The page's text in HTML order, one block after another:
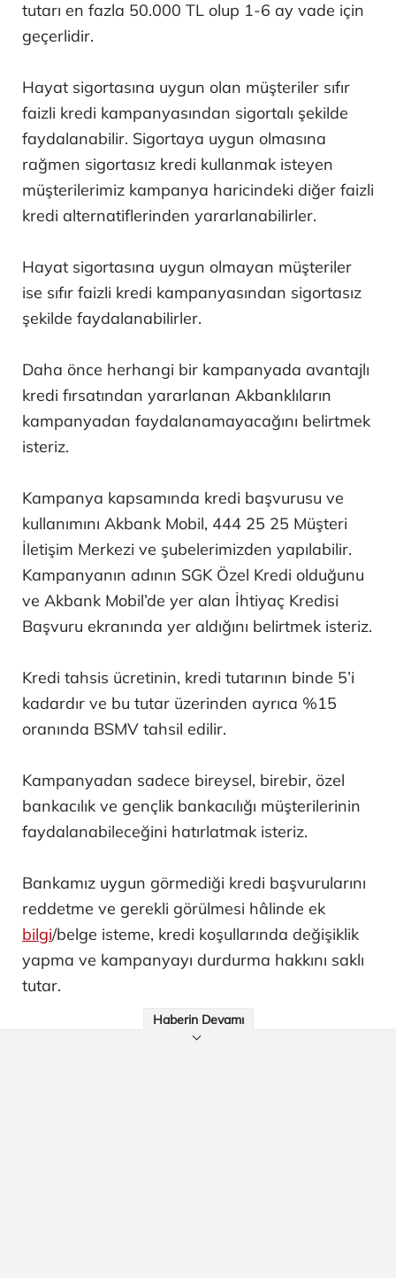
tutarı en fazla 50.000 TL olup 1-6 ay vade için
geçerlidir.
Hayat sigortasına uygun olan müşteriler sıfır
faizli kredi kampanyasından sigortalı şekilde
faydalanabilir. Sigortaya uygun olmasına
rağmen sigortasız kredi kullanmak isteyen
müşterilerimiz kampanya haricindeki diğer faizli
kredi alternatiflerinden yararlanabilirler.
Hayat sigortasına uygun olmayan müşteriler
ise sıfır faizli kredi kampanyasından sigortasız
şekilde faydalanabilirler.
Daha önce herhangi bir kampanyada avantajlı
kredi fırsatından yararlanan Akbanklıların
kampanyadan faydalanamayacağını belirtmek
isteriz.
Kampanya kapsamında kredi başvurusu ve
kullanımını Akbank Mobil, 444 25 25 Müşteri
İletişim Merkezi ve şubelerimizden yapılabilir.
Kampanyanın adının SGK Özel Kredi olduğunu
ve Akbank Mobil’de yer alan İhtiyaç Kredisi
Başvuru ekranında yer aldığını belirtmek isteriz.
Kredi tahsis ücretinin, kredi tutarının binde 5’i
kadardır ve bu tutar üzerinden ayrıca %15
oranında BSMV tahsil edilir.
Kampanyadan sadece bireysel, birebir, özel
bankacılık ve gençlik bankacılığı müşterilerinin
faydalanabileceğini hatırlatmak isteriz.
Bankamız uygun görmediği kredi başvurularını
reddetme ve gerekli görülmesi hâlinde ek
bilgi/belge isteme, kredi koşullarında değişiklik
yapma ve kampanyayı durdurma hakkını saklı
tutar.
Haberin Devamı